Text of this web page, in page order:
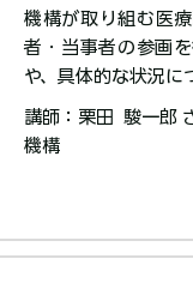
機構が取り組む医
者・当事者の参画
や、具体的な状況に
講師：栗田 駿一郎
機構​​​​​​​​​